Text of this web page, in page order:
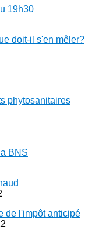
19h30
doit-il s'en mêler?
phytosanitaires
BNS
de l'impôt anticipé